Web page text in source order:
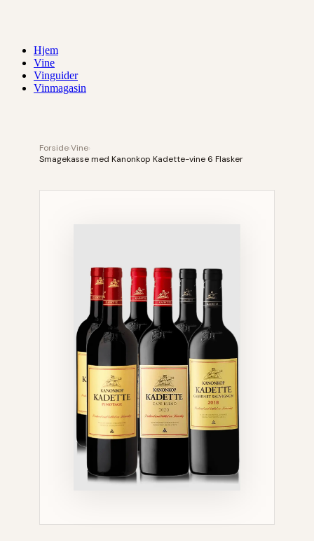
Hjem
Vine
Vinguider
Vinmagasin
ForsideVine
Smagekasse med Kanonkop Kadette-vine 6 Flasker